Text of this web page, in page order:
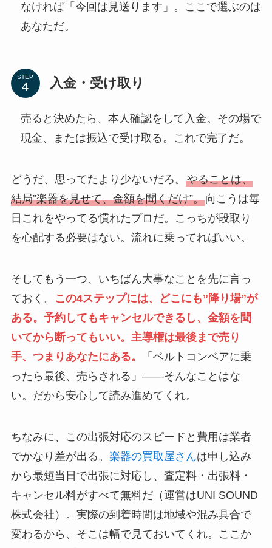
なければ「今回は見送ります」。ここで選ぶのは
あなただ。
STEP 入金・受け取り
売ると決めたら、本人確認をして入金。その場で
現金、または振込で受け取る。これで完了だ。
どうだ、思ってたより少ないだろ。 やることは、
結局”楽器を見せて、金額を聞くだけ”。向こうは毎
日これをやってる慣れたプロだ。こっちが段取り
を心配する必要はない。流れに乗ってればいい。
そしてもう一つ、いちばん大事なことを先に言っ
ておく。
この4ステップには、どこにも”降り場”が
ある。予約してもキャンセルできるし、金額を聞
いてから断ってもいい。主導権は最後まで売り
手、つまりあなたにある。
「ベルトコンベアに乗
ったら最後、売らされる」――そんなことはな
い。だから安心して読み進めてくれ。
ちなみに、この出張対応のスピードと費用は業者
でかなり差が出る。 楽器の買取屋さんは申し込み
から最短当日で出張に対応し、査定料・出張料・
キャンセル料がすべて無料だ（運営はUNI SOUND
株式会社）。実際の到着時間は地域や混み具合で
変わるから、そこは幅で見ておいてくれ。ここか